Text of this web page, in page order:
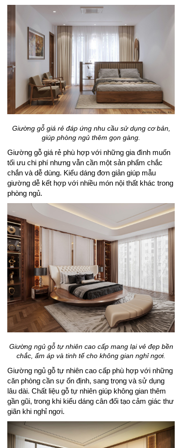
Giường gỗ giá rẻ đáp ứng nhu cầu sử dụng cơ bản,
giúp phòng ngủ thêm gọn gàng.
Giường gỗ giá rẻ phù hợp với những gia đình muốn
tối ưu chi phí nhưng vẫn cần một sản phẩm chắc
chắn và dễ dùng. Kiểu dáng đơn giản giúp mẫu
giường dễ kết hợp với nhiều món nội thất khác trong
phòng ngủ.
Giường ngủ gỗ tự nhiên cao cấp mang lại vẻ đẹp bền
chắc, ấm áp và tinh tế cho không gian nghỉ ngơi.
Giường ngủ gỗ tự nhiên cao cấp phù hợp với những
căn phòng cần sự ổn định, sang trọng và sử dụng
lâu dài. Chất liệu gỗ tự nhiên giúp không gian thêm
gần gũi, trong khi kiểu dáng cân đối tạo cảm giác thư
giãn khi nghỉ ngơi.